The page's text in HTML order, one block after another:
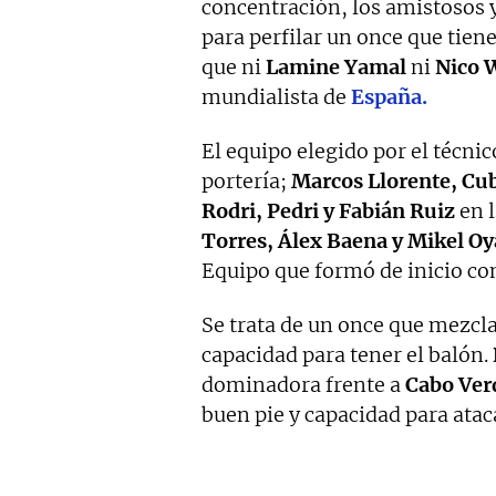
concentración, los amistosos
para perfilar un once que
que niLamine YamalniNico
mundialista de España.
El equipo elegido por el
portería; Marcos Llorente,
Rodri, Pedri y Fabián Ruizen
Torres, Álex Baena y Mikel
Equipo que formó de inicio
Se trata de un once que
capacidad para tener el balón.
dominadora frente aCabo
buen pie y capacidad para